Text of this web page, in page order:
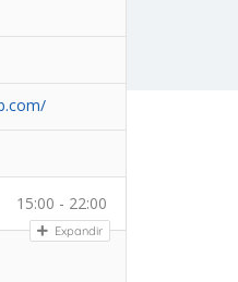
15:00 - 22:00
Expandir